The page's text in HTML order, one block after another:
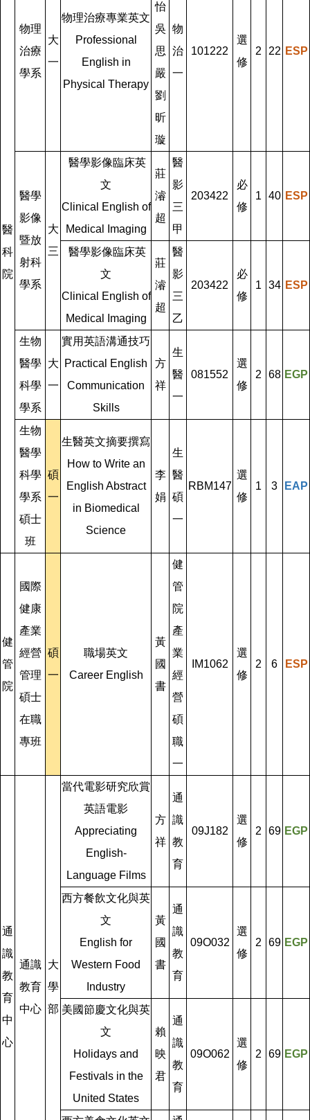
醫
科
院
物理
治療
學系
大
一
物理治療專業英文
Professional
English in
Physical Therapy
怡
吳
思
嚴
劉
昕
璇
物
治
一
101222
選
修
2 22 ESP
醫學
影像
暨放
射科
學系
大
三
醫學影像臨床英
文
Clinical English of
Medical Imaging
莊
濬
超
醫
影
三
甲
203422
必
修
1 40 ESP
醫學影像臨床英
文
Clinical English of
Medical Imaging
莊
濬
超
醫
影
三
乙
203422
必
修
1 34 ESP
生物
醫學
科學
學系
大
一
實用英語溝通技巧
Practical English
Communication
Skills
方
祥
生
醫
一
081552
選
修
2 68 EGP
生物
醫學
科學
學系
碩士
班
碩
一
生醫英文摘要撰寫
How to Write an
English Abstract
in Biomedical
Science
李
娟
生
醫
碩
一
RBM147
選
修
1 3 EAP
健
管
院
國際
健康
產業
經營
管理
碩士
在職
專班
碩
一
職場英文
Career English
黃
國
書
健
管
院
產
業
經
營
碩
職
一
IM1062
選
修
2 6 ESP
通
識
教
育
中
心
通識
教育
中心
大
學
部
當代電影研究欣賞
英語電影
Appreciating
English-
Language Films
方
祥
通
識
教
育
09J182
選
修
2 69 EGP
西方餐飲文化與英
文
English for
Western Food
Industry
黃
國
書
通
識
教
育
09O032
選
修
2 69 EGP
美國節慶文化與英
文
Holidays and
Festivals in the
United States
賴
映
君
通
識
教
育
09O062
選
修
2 69 EGP